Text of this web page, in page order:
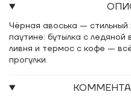
Чёрная авоська — стильный
паутине: бутылка с ледяной
ливня и термос с кофе —
прогулки.